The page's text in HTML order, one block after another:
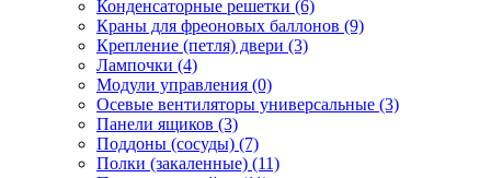
Конденсаторные решетки (6)
Краны для фреоновых баллонов (9)
Крепление (петля) двери (3)
Лампочки (4)
Модули управления (0)
Осевые вентиляторы универсальные (3)
Панели ящиков (3)
Поддоны (сосуды) (7)
Полки (закаленные) (11)